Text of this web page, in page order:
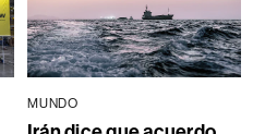
MUNDO